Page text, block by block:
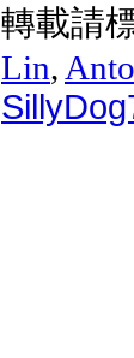
轉載請
Lin,